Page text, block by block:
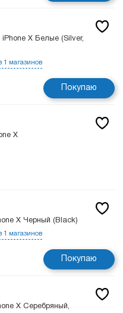
X Белые (Silver,
1 магазинов
Покупаю
X
X Черный (Black)
1 магазинов
Покупаю
X Серебряный,